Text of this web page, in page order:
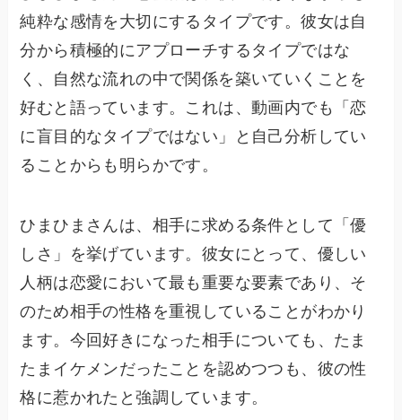
純粋な感情を大切にするタイプです。彼女は自
分から積極的にアプローチするタイプではな
く、自然な流れの中で関係を築いていくことを
好むと語っています。これは、動画内でも「恋
に盲目的なタイプではない」と自己分析してい
ることからも明らかです。
ひまひまさんは、相手に求める条件として「優
しさ」を挙げています。彼女にとって、優しい
人柄は恋愛において最も重要な要素であり、そ
のため相手の性格を重視していることがわかり
ます。今回好きになった相手についても、たま
たまイケメンだったことを認めつつも、彼の性
格に惹かれたと強調しています。